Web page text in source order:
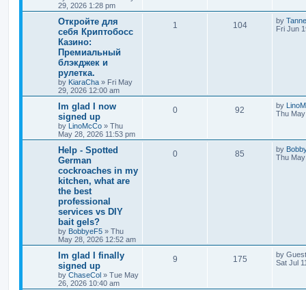
29, 2026 1:28 pm
Откройте для
себя Криптобосс
Казино:
Премиальный
блэкджек и
рулетка.
by KiaraCha » Fri May
29, 2026 12:00 am
1 104 by
Fri Jun
Im glad I now
signed up
by LinoMcCo » Thu
May 28, 2026 11:53 pm
0 92 by
Thu
Help - Spotted
German
cockroaches in my
kitchen, what are
the best
professional
services vs DIY
bait gels?
by BobbyeF5 » Thu
May 28, 2026 12:52 am
0 85 by
Thu
Im glad I finally
signed up
by ChaseCol » Tue May
26, 2026 10:40 am
9 175 by Guest
Sat Jul